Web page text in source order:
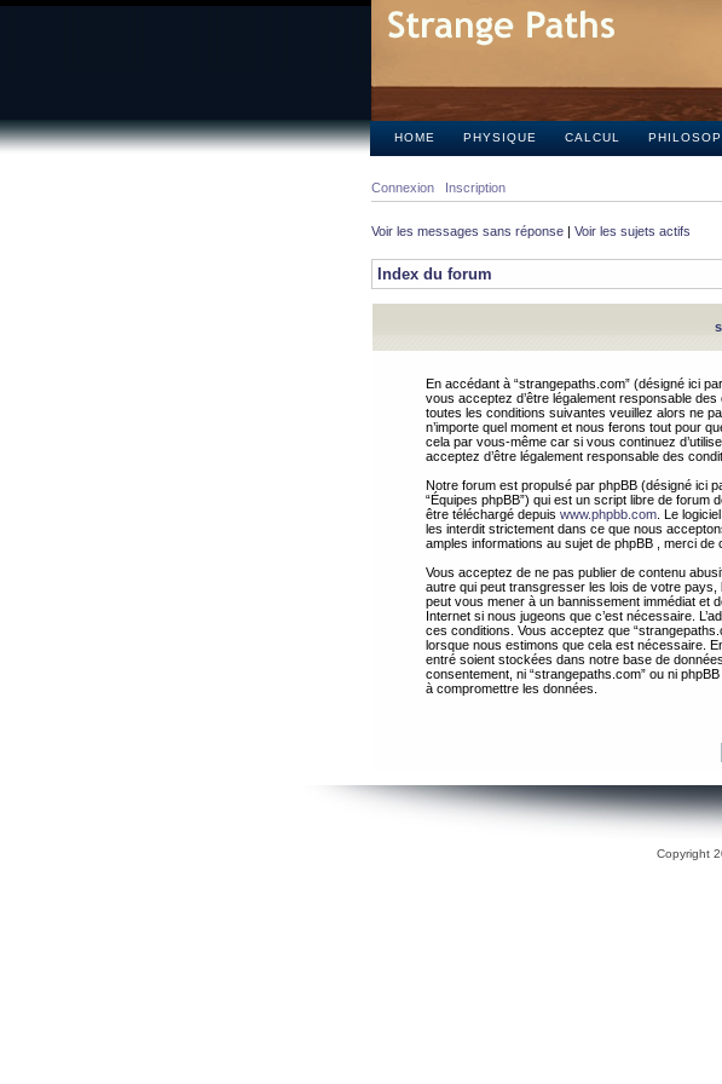
HOME PHYSIQUE CALCUL
Connexion Inscription
Voir les messages sans réponse | Voir les sujets actifs
Index du forum
En accédant à “strangepaths.com” (désigné ici
vous acceptez d’être légalement responsable
toutes les conditions suivantes veuillez alors ne
n’importe quel moment et nous ferons tout pour
cela par vous-même car si vous continuez
acceptez d’être légalement responsable des
Notre forum est propulsé par phpBB (désigné ici
“Équipes phpBB”) qui est un script libre de forum
être téléchargé depuis www.phpbb.com . Le
les interdit strictement dans ce que nous
amples informations au sujet de phpBB , merci de
Vous acceptez de ne pas publier de contenu
autre qui peut transgresser les lois de votre pays,
peut vous mener à un bannissement immédiat et
Internet si nous jugeons que c’est nécessaire.
ces conditions. Vous acceptez que
lorsque nous estimons que cela est nécessaire.
entré soient stockées dans notre base de
consentement, ni “strangepaths.com” ou ni
à compromettre les données.
Copyright